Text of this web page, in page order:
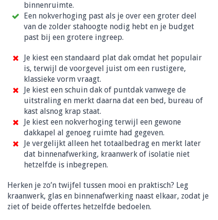
binnenruimte.
Een nokverhoging past als je over een groter deel
van de zolder stahoogte nodig hebt en je budget
past bij een grotere ingreep.
Je kiest een standaard plat dak omdat het populair
is, terwijl de voorgevel juist om een rustigere,
klassieke vorm vraagt.
Je kiest een schuin dak of puntdak vanwege de
uitstraling en merkt daarna dat een bed, bureau of
kast alsnog krap staat.
Je kiest een nokverhoging terwijl een gewone
dakkapel al genoeg ruimte had gegeven.
Je vergelijkt alleen het totaalbedrag en merkt later
dat binnenafwerking, kraanwerk of isolatie niet
hetzelfde is inbegrepen.
Herken je zo’n twijfel tussen mooi en praktisch? Leg
kraanwerk, glas en binnenafwerking naast elkaar, zodat je
ziet of beide offertes hetzelfde bedoelen.